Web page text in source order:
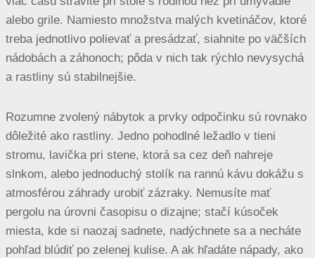
alebo grile. Namiesto množstva malých kvetináčov, ktoré
treba jednotlivo polievať a presádzať, siahnite po väčších
nádobách a záhonoch; pôda v nich tak rýchlo nevysychá
a rastliny sú stabilnejšie.
Rozumne zvolený nábytok a prvky odpočinku sú rovnako
dôležité ako rastliny. Jedno pohodlné ležadlo v tieni
stromu, lavička pri stene, ktorá sa cez deň nahreje
slnkom, alebo jednoduchý stolík na rannú kávu dokážu s
atmosférou záhrady urobiť zázraky. Nemusíte mať
pergolu na úrovni časopisu o dizajne; stačí kúsoček
miesta, kde si naozaj sadnete, nadýchnete sa a necháte
pohľad blúdiť po zelenej kulise. A ak hľadáte nápady, ako